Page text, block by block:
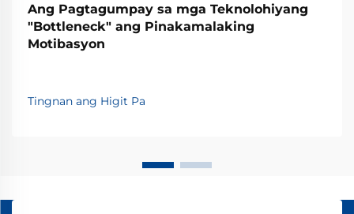
Ang Pagtagumpay sa mga Teknolohiyang
"Bottleneck" ang Pinakamalaking
Motibasyon
Tingnan ang Higit Pa